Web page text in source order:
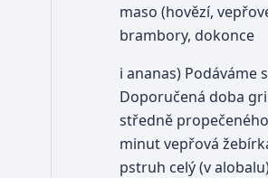
maso (hovězí,
brambory, dokonce
i ananas)
Doporučená doba
středně
minut vepřová
pstruh celý (v